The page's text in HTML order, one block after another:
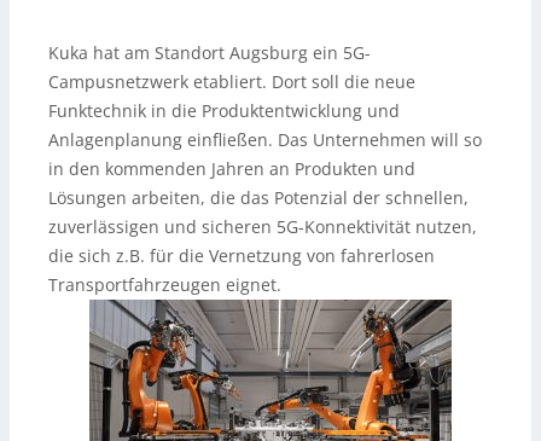
Kuka hat am Standort Augsburg ein 5G-
Campusnetzwerk etabliert. Dort soll die neue
Funktechnik in die Produktentwicklung und
Anlagenplanung einfließen. Das Unternehmen will so
in den kommenden Jahren an Produkten und
Lösungen arbeiten, die das Potenzial der schnellen,
zuverlässigen und sicheren 5G-Konnektivität nutzen,
die sich z.B. für die Vernetzung von fahrerlosen
Transportfahrzeugen eignet.